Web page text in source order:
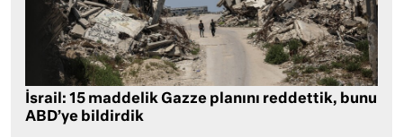
İsrail: 15 maddelik Gazze planını reddettik, bunu
ABD’ye bildirdik